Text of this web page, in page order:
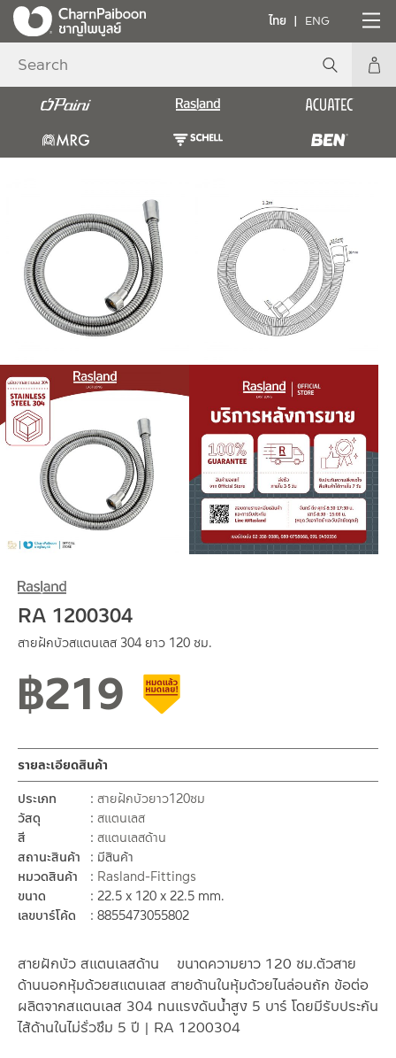
ไทย ENG
RA 1200304
สายฝักบัวสแตนเลส 304 ยาว 120 ซม.
฿219
สายฝักบัว สแตนเลสด้าน ขนาดความยาว 120 ซม.ตัวสาย
ด้านนอกหุ้มด้วยสแตนเลส สายด้านในหุ้มด้วยไนล่อนถัก ข้อต่อ
ผลิตจากสแตนเลส 304 ทนแรงดันน้ำสูง 5 บาร์ โดยมีรับประกัน
ไส้ด้านในไม่รั่วซึม 5 ปี | RA 1200304
รายละเอียดสินค้า
ประเภท
สายฝักบัวยาว120ซม
วัสดุ
สแตนเลส
สี
สแตนเลสด้าน
สถานะสินค้า
มีสินค้า
หมวดสินค้า
Rasland-Fittings
ขนาด
22.5 x 120 x 22.5 mm.
เลขบาร์โค้ด
8855473055802